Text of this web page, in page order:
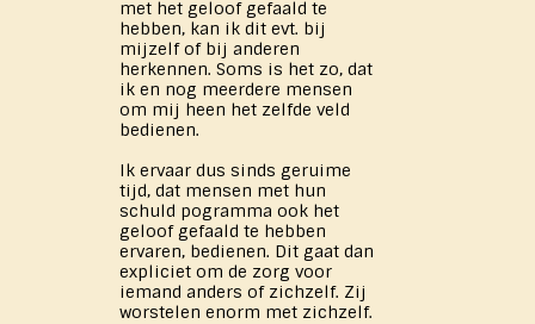
met het geloof gefaald te
hebben, kan ik dit evt. bij
mijzelf of bij anderen
herkennen. Soms is het zo, dat
ik en nog meerdere mensen
om mij heen het zelfde veld
bedienen.
Ik ervaar dus sinds geruime
tijd, dat mensen met hun
schuld pogramma ook het
geloof gefaald te hebben
ervaren, bedienen. Dit gaat dan
expliciet om de zorg voor
iemand anders of zichzelf. Zij
worstelen enorm met zichzelf.